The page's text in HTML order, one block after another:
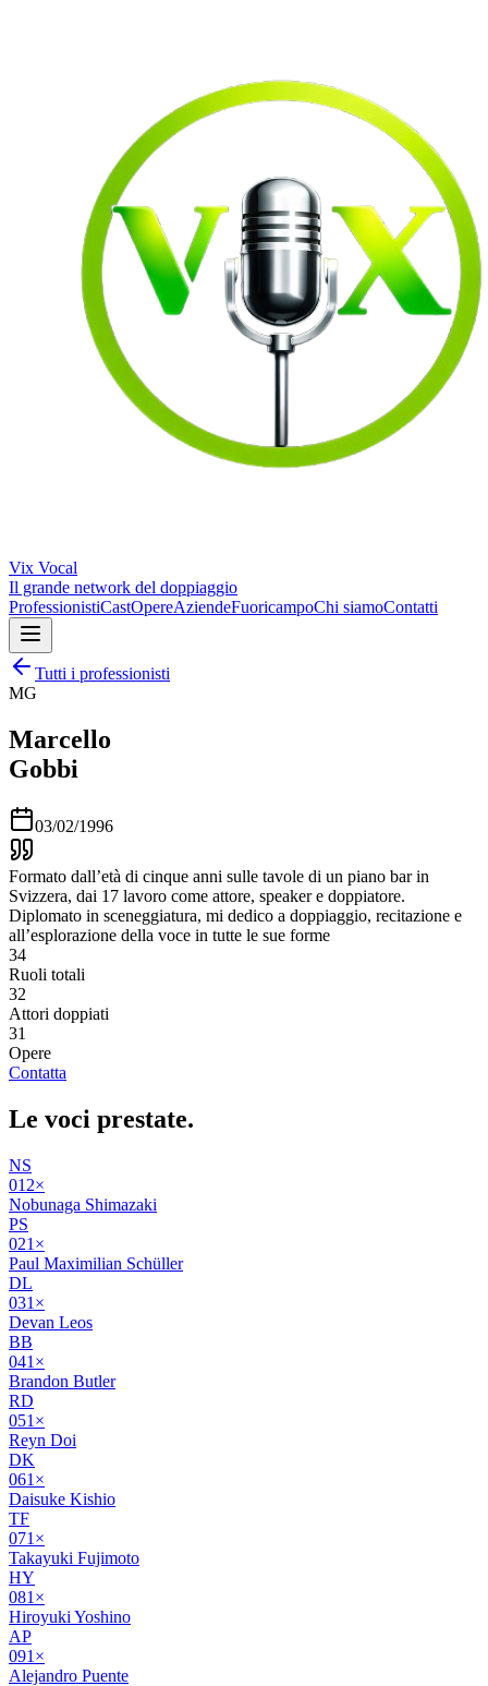
Vix Vocal
Il grande network del doppiaggio
ProfessionistiCastOpereAziendeFuoricampoChi siamoContatti
Tutti i professionisti
MG
Marcello
Gobbi
03/02/1996
Formato dall’età di cinque anni sulle tavole di un piano bar in
Svizzera, dai 17 lavoro come attore, speaker e doppiatore.
Diplomato in sceneggiatura, mi dedico a doppiaggio, recitazione e
all’esplorazione della voce in tutte le sue forme
34
Ruoli totali
32
Attori doppiati
31
Opere
Contatta
Le voci prestate.
NS
01 2×
Nobunaga Shimazaki
PS
021 ×
Paul Maximilian Schüller
DL
031 ×
Devan Leos
BB
041 ×
Brandon Butler
RD
051 ×
Reyn Doi
DK
061 ×
Daisuke Kishio
TF
071 ×
Takayuki Fujimoto
HY
081 ×
Hiroyuki Yoshino
AP
091 ×
Alejandro Puente